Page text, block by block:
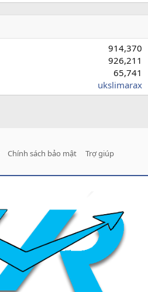
914,370
926,211
65,741
ukslimarax
Chính sách bảo mật
Trợ giúp